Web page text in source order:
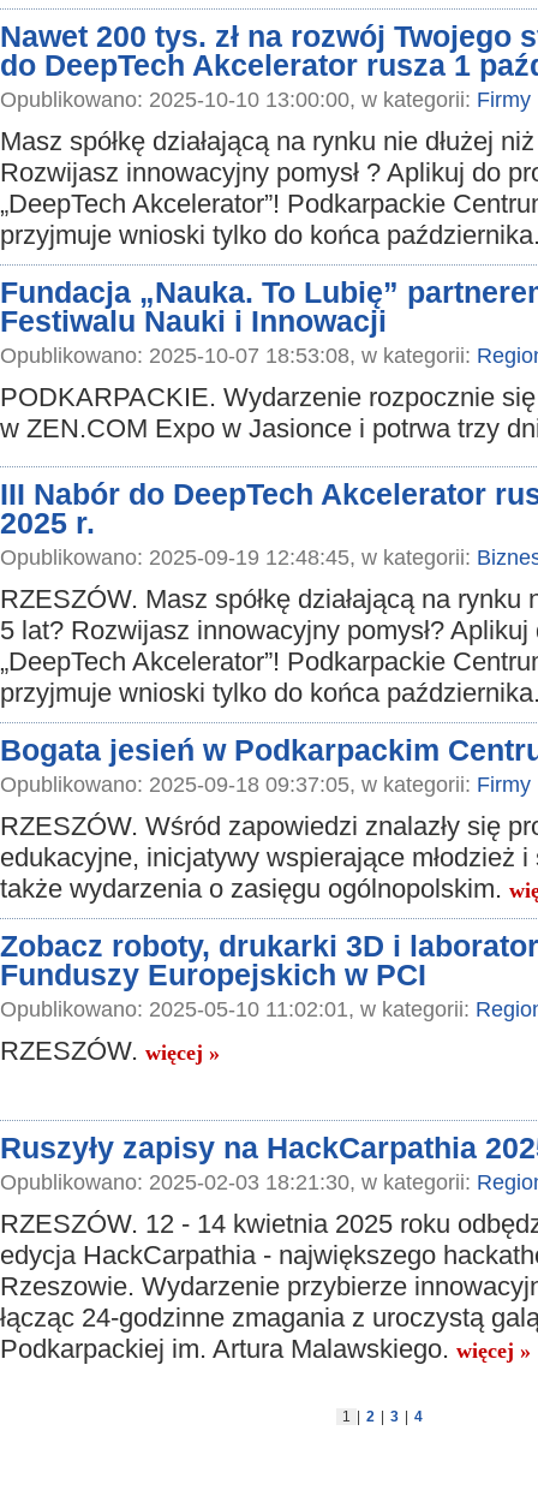
Nawet 200 tys. zł na rozwój Twojego
do DeepTech Akcelerator rusza 1
Opublikowano: 2025-10-10 13:00:00, w kategorii: Firmy
Masz spółkę działającą na rynku nie dłużej
Rozwijasz innowacyjny pomysł ? Aplikuj do
„DeepTech Akcelerator”! Podkarpackie
przyjmuje wnioski tylko do końca
Fundacja „Nauka. To Lubię”
Festiwalu Nauki i Innowacji
Opublikowano: 2025-10-07 18:53:08, w kategorii:
PODKARPACKIE. Wydarzenie rozpocznie
w ZEN.COM Expo w Jasionce i potrwa trzy
III Nabór do DeepTech Akcelerator
2025 r.
Opublikowano: 2025-09-19 12:48:45, w kategorii:
RZESZÓW. Masz spółkę działającą na rynku
5 lat? Rozwijasz innowacyjny pomysł? Aplikuj
„DeepTech Akcelerator”! Podkarpackie
przyjmuje wnioski tylko do końca
Bogata jesień w Podkarpackim
Opublikowano: 2025-09-18 09:37:05, w kategorii: Firmy
RZESZÓW. Wśród zapowiedzi znalazły się
edukacyjne, inicjatywy wspierające młodzież i
także wydarzenia o zasięgu ogólnopolskim.
Zobacz roboty, drukarki 3D i
Funduszy Europejskich w PCI
Opublikowano: 2025-05-10 11:02:01, w kategorii:
RZESZÓW. więcej »
Ruszyły zapisy na HackCarpathia
Opublikowano: 2025-02-03 18:21:30, w kategorii:
RZESZÓW. 12 - 14 kwietnia 2025 roku
edycja HackCarpathia - największego
Rzeszowie. Wydarzenie przybierze
łącząc 24-godzinne zmagania z uroczystą
Podkarpackiej im. Artura Malawskiego. więcej »
1 2 3 4